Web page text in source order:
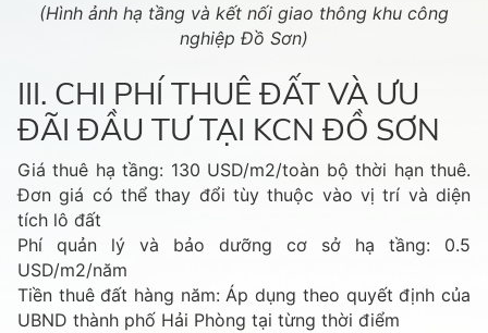
(Hình ảnh hạ tầng và kết nối giao thông khu công
nghiệp Đồ Sơn)
III. CHI PHÍ THUÊ ĐẤT VÀ ƯU
ĐÃI ĐẦU TƯ TẠI KCN ĐỒ SƠN
Giá thuê hạ tầng: 130 USD/m2/toàn bộ thời hạn thuê.
Đơn giá có thể thay đổi tùy thuộc vào vị trí và diện
tích lô đất
Phí quản lý và bảo dưỡng cơ sở hạ tầng: 0.5
USD/m2/năm
Tiền thuê đất hàng năm: Áp dụng theo quyết định của
UBND thành phố Hải Phòng tại từng thời điểm